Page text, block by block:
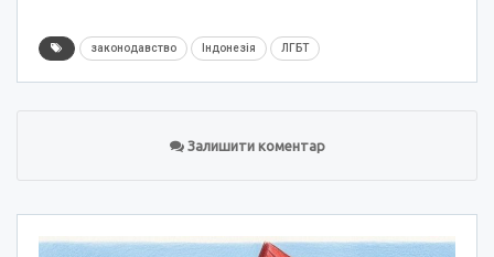
законодавство Індонезія ЛГБТ
Залишити коментар